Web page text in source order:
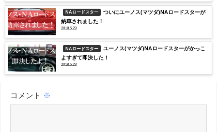
NAロードスター
ついにユーノス(マツダ)NAロードスターが
納車されました！
2018.5.23
NAロードスター
ユーノス(マツダ)NAロードスターがかっこ
よすぎて即決した！
2018.5.23
コメント ※